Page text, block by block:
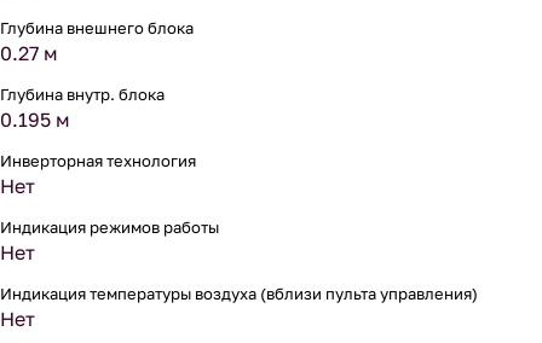
Глубина внешнего блока
0.27 м
Глубина внутр. блока
0.195 м
Инверторная технология
Нет
Индикация режимов работы
Нет
Индикация температуры воздуха (вблизи пульта управления)
Нет